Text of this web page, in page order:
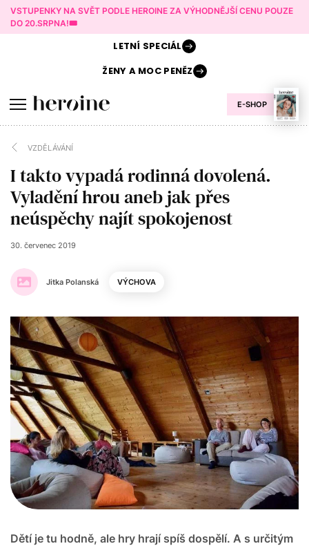
VSTUPENKY NA SVĚT PODLE HEROINE ZA VÝHODNĚJŠÍ CENU POUZE
DO 20.SRPNA!🎟️
E-SHOP
LETNÍ SPECIÁL
ŽENY AMOC PENĚZ
VZDĚLÁVÁNÍ
I takto vypadá rodinná dovolená.
Vyladění hrou aneb jak přes
neúspěchy najít spokojenost
Jitka Polanská
30. červenec 2019
VÝCHOVA
Dětí je tu hodně, ale hry hrají spíš dospělí. A s určitým